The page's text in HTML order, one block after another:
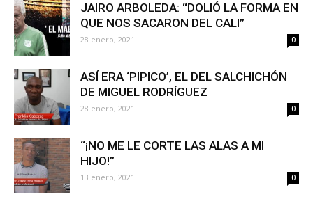
JAIRO ARBOLEDA: “DOLIÓ LA FORMA EN
QUE NOS SACARON DEL CALI”
28 enero, 2021 0
ASÍ ERA ‘PIPICO’, EL DEL SALCHICHÓN
DE MIGUEL RODRÍGUEZ
28 enero, 2021 0
“¡NO ME LE CORTE LAS ALAS A MI
HIJO!”
13 enero, 2021 0